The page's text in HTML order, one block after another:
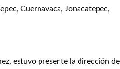
Cuernavaca, Jonacatepec,
estuvo presente la dirección de